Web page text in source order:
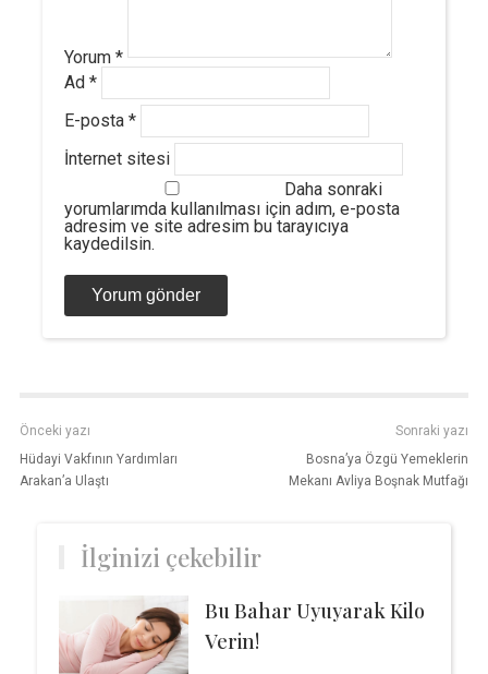
Yorum *
Ad *
E-posta *
İnternet sitesi
Daha sonraki
yorumlarımda kullanılması için adım, e-posta
adresim ve site adresim bu tarayıcıya
kaydedilsin.
Önceki yazı
Hüdayi Vakfının Yardımları
Arakan’a Ulaştı
Sonraki yazı
Bosna’ya Özgü Yemeklerin
Mekanı Avliya Boşnak Mutfağı
İlginizi çekebilir
Bu Bahar Uyuyarak Kilo
Verin!